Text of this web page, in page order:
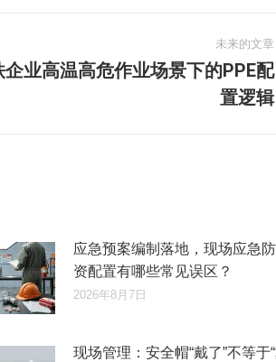
未来的文章
企业高温高危作业场景下的PPE配
置逻辑
应急预案编制落地，现场应急
资配置有哪些常见误区？
2026年8月7日
现场管理：安全帽“戴了”不等于